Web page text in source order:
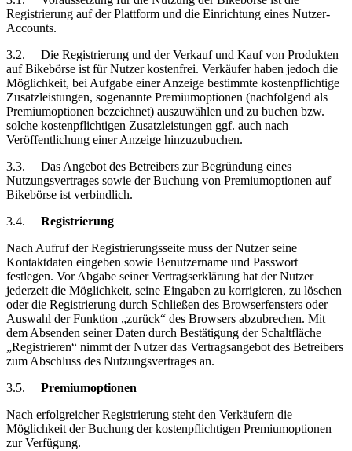
Registrierung auf der Plattform und die Einrichtung eines Nutzer-
Accounts.
3.2.
Die Registrierung und der Verkauf und Kauf von Produkten
auf Bikebörse ist für Nutzer kostenfrei. Verkäufer haben jedoch die
Möglichkeit, bei Aufgabe einer Anzeige bestimmte kostenpflichtige
Zusatzleistungen, sogenannte Premiumoptionen (nachfolgend als
Premiumoptionen bezeichnet) auszuwählen und zu buchen bzw.
solche kostenpflichtigen Zusatzleistungen ggf. auch nach
Veröffentlichung einer Anzeige hinzuzubuchen.
3.3.
Das Angebot des Betreibers zur Begründung eines
Nutzungsvertrages sowie der Buchung von Premiumoptionen auf
Bikebörse ist verbindlich.
3.4.
Registrierung
Nach Aufruf der Registrierungsseite muss der Nutzer seine
Kontaktdaten eingeben sowie Benutzername und Passwort
festlegen. Vor Abgabe seiner Vertragserklärung hat der Nutzer
jederzeit die Möglichkeit, seine Eingaben zu korrigieren, zu löschen
oder die Registrierung durch Schließen des Browserfensters oder
Auswahl der Funktion „zurück“ des Browsers abzubrechen. Mit
dem Absenden seiner Daten durch Bestätigung der Schaltfläche
„Registrieren“ nimmt der Nutzer das Vertragsangebot des Betreibers
zum Abschluss des Nutzungsvertrages an.
3.5.
Premiumoptionen
Nach erfolgreicher Registrierung steht den Verkäufern die
Möglichkeit der Buchung der kostenpflichtigen Premiumoptionen
zur Verfügung.